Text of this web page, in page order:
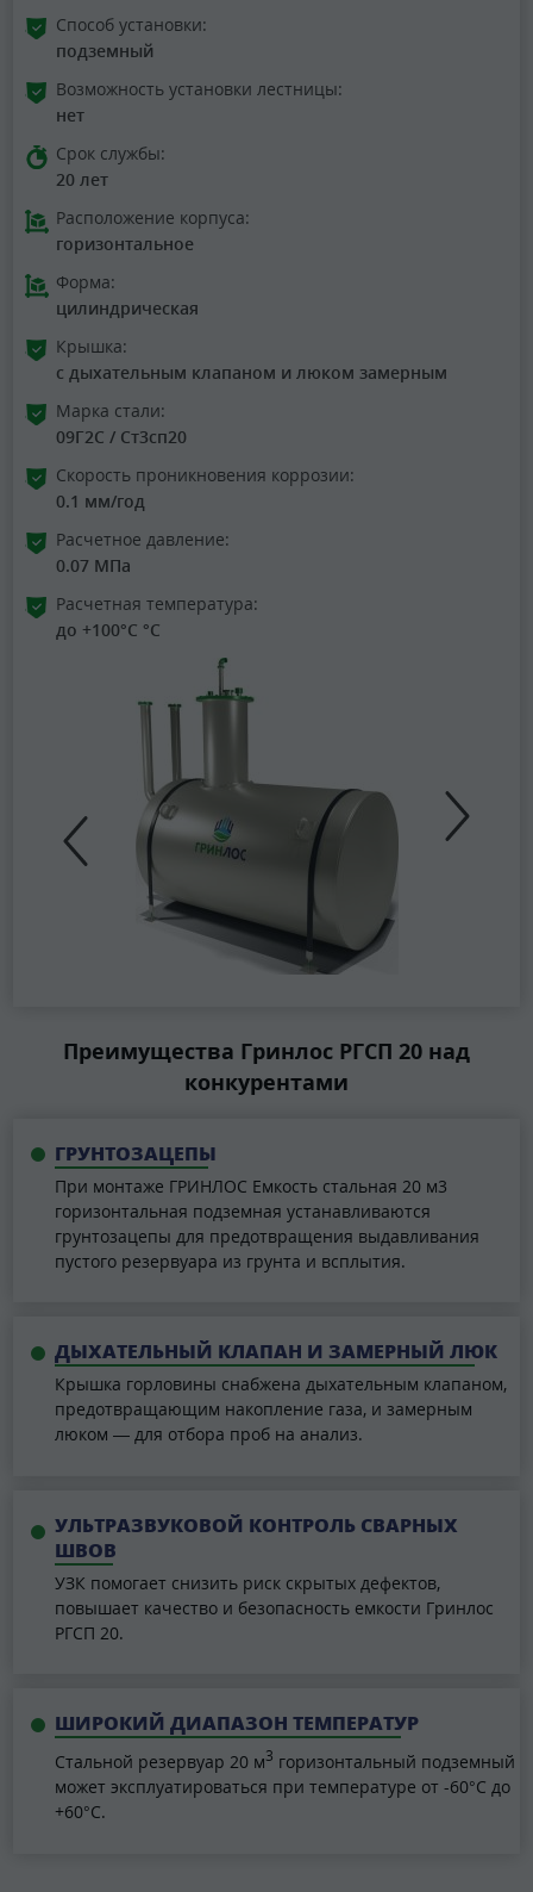
Способ установки:
подземный
Возможность установки лестницы:
нет
Срок службы:
20 лет
Расположение корпуса:
горизонтальное
Форма:
цилиндрическая
Крышка:
с дыхательным клапаном и люком замерным
Марка стали:
09Г2С / Ст3сп20
Скорость проникновения коррозии:
0.1 мм/год
Расчетное давление:
0.07 МПа
Расчетная температура:
до +100°C °C
Преимущества Гринлос РГСП 20 над
конкурентами
ГРУНТОЗАЦЕПЫ
При монтаже ГРИНЛОС Емкость стальная 20 м3
горизонтальная подземная устанавливаются
грунтозацепы для предотвращения выдавливания
пустого резервуара из грунта и всплытия.
ДЫХАТЕЛЬНЫЙ КЛАПАН И ЗАМЕРНЫЙ ЛЮК
Крышка горловины снабжена дыхательным клапаном,
предотвращающим накопление газа, и замерным
люком — для отбора проб на анализ.
УЛЬТРАЗВУКОВОЙ КОНТРОЛЬ СВАРНЫХ
ШВОВ
УЗК помогает снизить риск скрытых дефектов,
повышает качество и безопасность емкости Гринлос
РГСП 20.
ШИРОКИЙ ДИАПАЗОН ТЕМПЕРАТУР
Стальной резервуар 20 м3 горизонтальный подземный
может эксплуатироваться при температуре от -60°C до
+60°C.